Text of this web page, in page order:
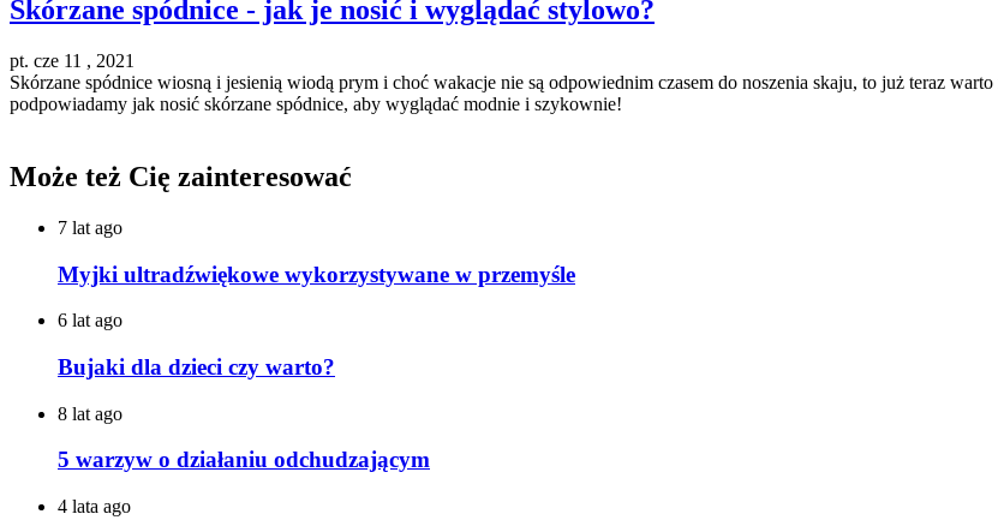
Skórzane spódnice - jak je nosić i wyglądać stylowo?
pt. cze 11 , 2021
Skórzane spódnice wiosną i jesienią wiodą prym i choć wakacje nie są odpowiednim czasem do noszenia skaju, to już teraz
podpowiadamy jak nosić skórzane spódnice, aby wyglądać modnie i szykownie!
Może też Cię zainteresować
7 lat ago
Myjki ultradźwiękowe wykorzystywane w przemyśle
6 lat ago
Bujaki dla dzieci czy warto?
8 lat ago
5 warzyw o działaniu odchudzającym
4 lata ago